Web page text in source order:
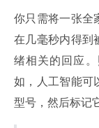
你只需将一张全
在几毫秒内得到
绪相关的回应
如，人工智能可
型号，然后标记